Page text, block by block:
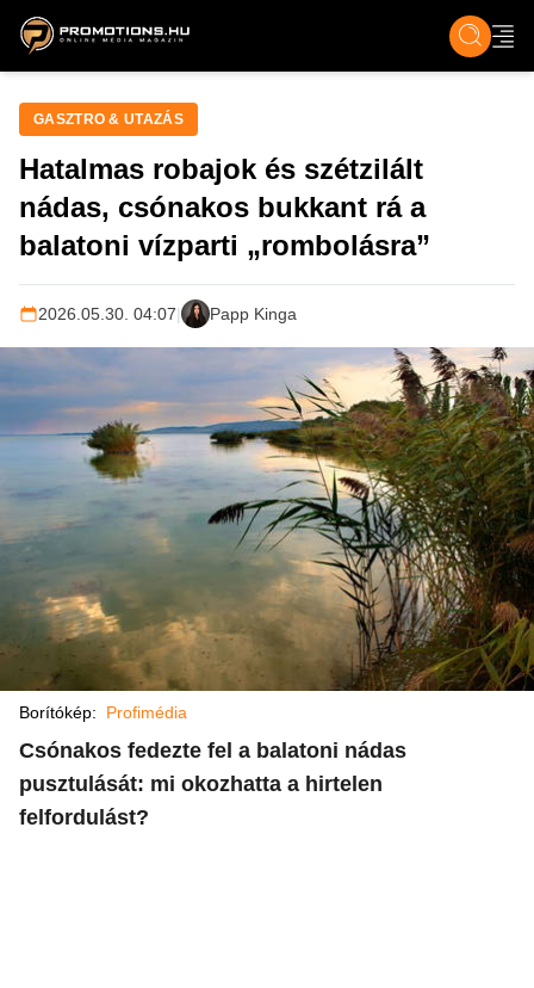
ZENE, FILM & KULT ÉLET TECH &
GASZTRO & UTAZÁS
Hatalmas robajok és szétzilált
nádas, csónakos bukkant rá a
balatoni vízparti „rombolásra”
2026.05.30. 04:07| Papp Kinga
Borítókép: Profimédia
Csónakos fedezte fel a balatoni nádas
pusztulását: mi okozhatta a hirtelen
felfordulást?